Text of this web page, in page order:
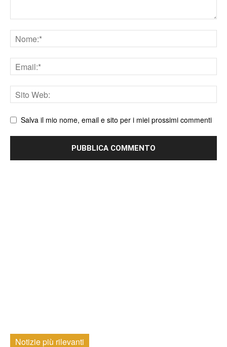
Nome
Email
Sito
web
Salva il mio nome, email e sito per i miei prossimi commenti
Notizie più rilevanti